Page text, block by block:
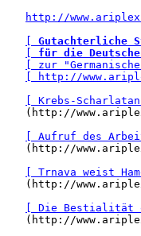
http://
Gutachterliche
für die
[ zur
[ http://
[ Krebs-
(http://
[ Aufruf des
(http://
[ Trnava weist
(http://
[ Die Bestialität
(http://